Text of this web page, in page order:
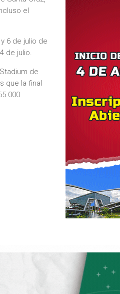
el
6 de julio de
de julio.
de
que la final